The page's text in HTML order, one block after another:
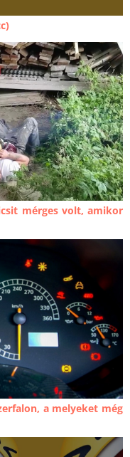
mérges volt, amikor
a melyeket még